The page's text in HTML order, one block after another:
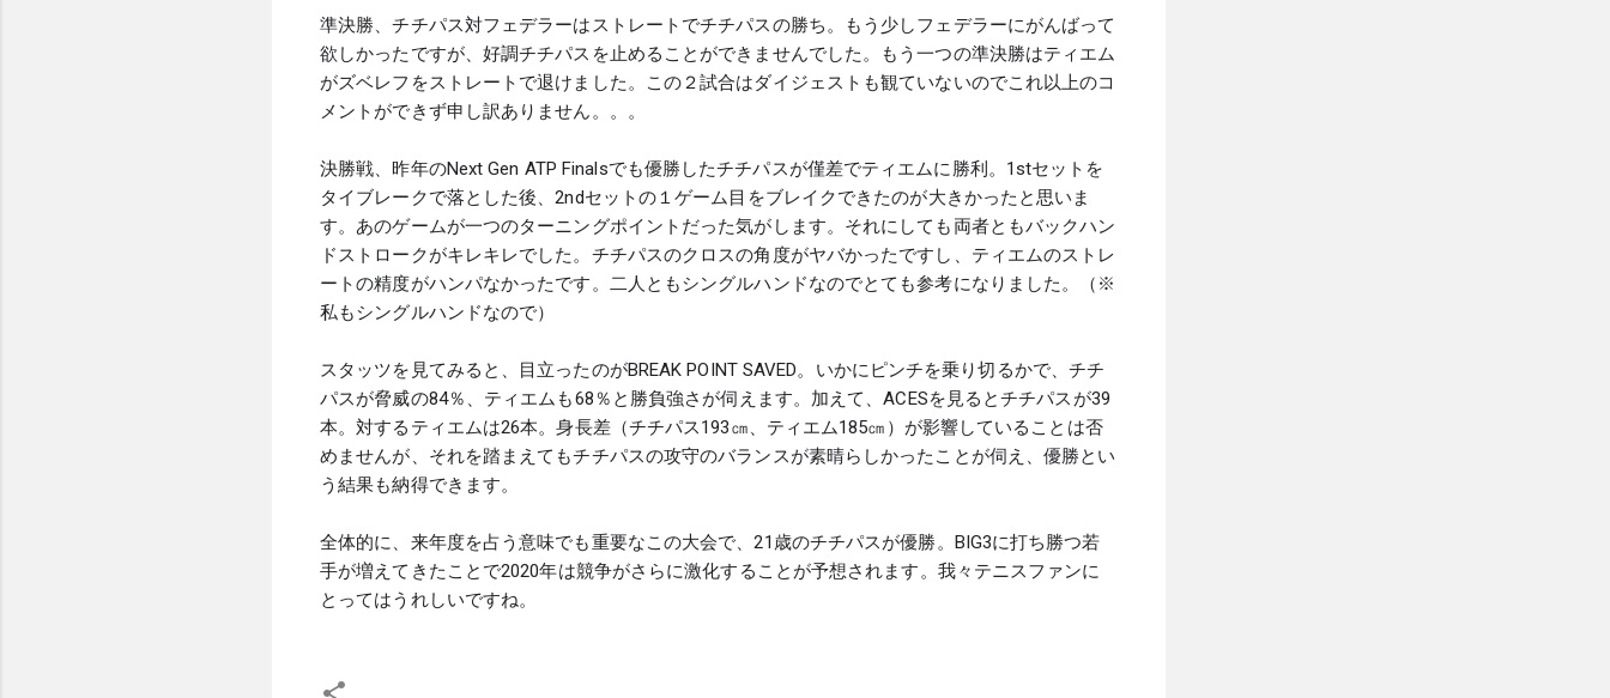
準決勝、チチパス対フェデラーはストレートでチチパスの勝ち。もう少しフェデラーにがんばって
欲しかったですが、好調チチパスを止めることができませんでした。もう一つの準決勝はティエム
がズベレフをストレートで退けました。この２試合はダイジェストも観ていないのでこれ以上のコ
メントができず申し訳ありません。。。
決勝戦、昨年のNext Gen ATP Finalsでも優勝したチチパスが僅差でティエムに勝利。1stセットを
タイブレークで落とした後、2ndセットの１ゲーム目をブレイクできたのが大きかったと思いま
す。あのゲームが一つのターニングポイントだった気がします。それにしても両者ともバックハン
ドストロークがキレキレでした。チチパスのクロスの角度がヤバかったですし、ティエムのストレ
ートの精度がハンパなかったです。二人ともシングルハンドなのでとても参考になりました。（※
私もシングルハンドなので）
スタッツを見てみると、目立ったのがBREAK POINT SAVED。いかにピンチを乗り切るかで、チチ
パスが脅威の84％、ティエムも68％と勝負強さが伺えます。加えて、ACESを見るとチチパスが39
本。対するティエムは26本。身長差（チチパス193㎝、ティエム185㎝）が影響していることは否
めませんが、それを踏まえてもチチパスの攻守のバランスが素晴らしかったことが伺え、優勝とい
う結果も納得できます。
全体的に、来年度を占う意味でも重要なこの大会で、21歳のチチパスが優勝。BIG3に打ち勝つ若
手が増えてきたことで2020年は競争がさらに激化することが予想されます。我々テニスファンに
とってはうれしいですね。